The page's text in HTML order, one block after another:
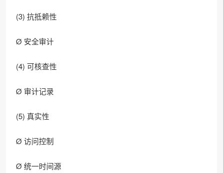
(3) 抗抵赖性
Ø 安全审计
(4) 可核查性
Ø 审计记录
(5) 真实性
Ø 访问控制
Ø 统一时间源